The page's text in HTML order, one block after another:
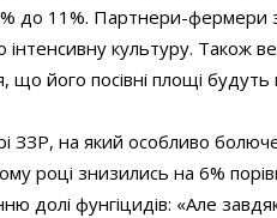
до 11%. Партнери-фермери
культуру. Також
що його посівні площі будуть
ЗЗР, на який особливо болюче
році знизились на 6%
долі фунгіцидів: «Але